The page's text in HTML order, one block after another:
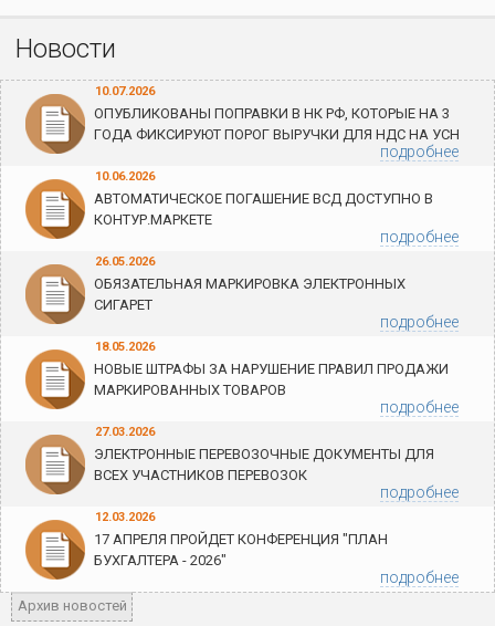
Новости
10.07.2026
ОПУБЛИКОВАНЫ ПОПРАВКИ В НК РФ, КОТОРЫЕ НА 3
ГОДА ФИКСИРУЮТ ПОРОГ ВЫРУЧКИ ДЛЯ НДС НА УСН
подробнее
10.06.2026
АВТОМАТИЧЕСКОЕ ПОГАШЕНИЕ ВСД ДОСТУПНО В
КОНТУР.МАРКЕТЕ
подробнее
26.05.2026
ОБЯЗАТЕЛЬНАЯ МАРКИРОВКА ЭЛЕКТРОННЫХ
СИГАРЕТ
подробнее
18.05.2026
НОВЫЕ ШТРАФЫ ЗА НАРУШЕНИЕ ПРАВИЛ ПРОДАЖИ
МАРКИРОВАННЫХ ТОВАРОВ
подробнее
27.03.2026
ЭЛЕКТРОННЫЕ ПЕРЕВОЗОЧНЫЕ ДОКУМЕНТЫ ДЛЯ
ВСЕХ УЧАСТНИКОВ ПЕРЕВОЗОК
подробнее
12.03.2026
17 АПРЕЛЯ ПРОЙДЕТ КОНФЕРЕНЦИЯ "ПЛАН
БУХГАЛТЕРА - 2026"
подробнее
Архив новостей